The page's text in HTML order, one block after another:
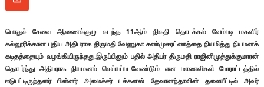
பொதுச் சேவை ஆணைக்குழு கடந்த 11ஆம் திகதி தொடக்கம் வேம்படி மகளிர்
கல்லூரிக்கான புதிய அதிபராக திருமதி வேணுகா சண்முகரட்ணத்தை நியமித்து நியமனக்
கடிதத்தையும் வழங்கியிருந்தது.இருப்பினும் பதில் அதிபர் திருமதி ராஜினிமுத்துக்குமாரன்
தொடர்ந்து அதிபராக நியமனம் செய்யப்படவேண்டும் என மாணவிகள் போராட்டத்தில்
ஈடுபட்டிருந்தனர் பின்னர் அமைச்சர் டக்களஸ் தேவானந்தாவின் தலையீட்டில் அவர்